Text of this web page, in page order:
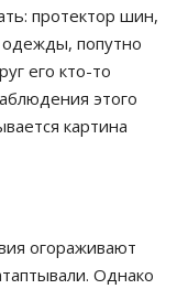
протектор шин,
одежды, попутно
его кто-то
этого
картина
огораживают
Однако